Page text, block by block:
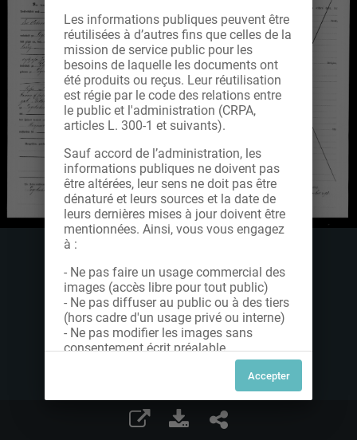
Les informations publiques peuvent être
réutilisées à d’autres fins que celles de la
mission de service public pour les
besoins de laquelle les documents ont
été produits ou reçus. Leur réutilisation
est régie par le code des relations entre
le public et l'administration (CRPA,
articles L. 300-1 et suivants).
Sauf accord de l’administration, les
informations publiques ne doivent pas
être altérées, leur sens ne doit pas être
dénaturé et leurs sources et la date de
leurs dernières mises à jour doivent être
mentionnées. Ainsi, vous vous engagez
à :
- Ne pas faire un usage commercial des
images (accès libre pour tout public)
- Ne pas diffuser au public ou à des tiers
(hors cadre d'un usage privé ou interne)
- Ne pas modifier les images sans
consentement écrit préalable
Dans le cas contraire, nous vous invitons
à nous contacter afin de solliciter le type
de Licence souhaitée parmi celles
proposées et le cas échéant, acquitter